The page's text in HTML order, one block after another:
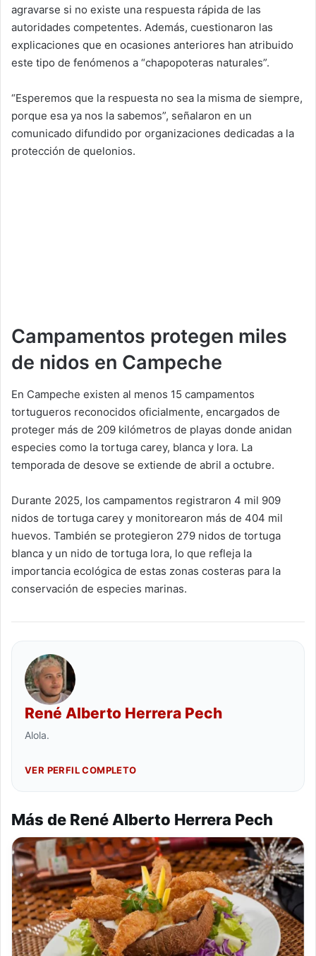
agravarse si no existe una respuesta rápida de las
autoridades competentes. Además, cuestionaron las
explicaciones que en ocasiones anteriores han atribuido
este tipo de fenómenos a “chapopoteras naturales”.
“Esperemos que la respuesta no sea la misma de siempre,
porque esa ya nos la sabemos”, señalaron en un
comunicado difundido por organizaciones dedicadas a la
protección de quelonios.
Campamentos protegen miles
de nidos en Campeche
En Campeche existen al menos 15 campamentos
tortugueros reconocidos oficialmente, encargados de
proteger más de 209 kilómetros de playas donde anidan
especies como la tortuga carey, blanca y lora. La
temporada de desove se extiende de abril a octubre.
Durante 2025, los campamentos registraron 4 mil 909
nidos de tortuga carey y monitorearon más de 404 mil
huevos. También se protegieron 279 nidos de tortuga
blanca y un nido de tortuga lora, lo que refleja la
importancia ecológica de estas zonas costeras para la
conservación de especies marinas.
René Alberto Herrera Pech
Alola.
VER PERFIL COMPLETO
Más de René Alberto Herrera Pech